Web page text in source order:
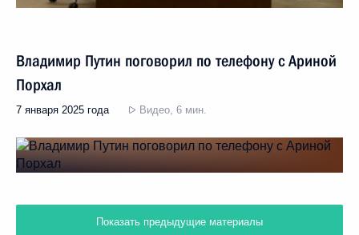
Владимир Путин поговорил по телефону с Ариной
Порхал
7 января 2025 года Видео, 6 мин.
Показать предыдущие материалы